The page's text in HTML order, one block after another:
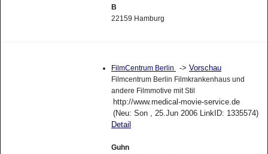
B
22159 Hamburg
FilmCentrum Berlin -> Vorschau
Filmcentrum Berlin Filmkrankenhaus und
andere Filmmotive mit Stil
http://www.medical-movie-service.de
(Neu: Son , 25.Jun 2006 LinkID: 1335574)
Detail
Guhn